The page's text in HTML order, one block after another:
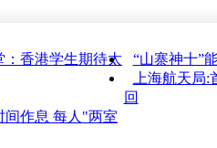
香港学生期待太
“山寨神十”
上海航天局
回
间作息 每人"两室